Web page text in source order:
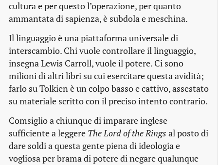
cultura e per questo l’operazione, per quanto
ammantata di sapienza, è subdola e meschina.
Il linguaggio è una piattaforma universale di
interscambio. Chi vuole controllare il linguaggio,
insegna Lewis Carroll, vuole il potere. Ci sono
milioni di altri libri su cui esercitare questa avidità;
farlo su Tolkien è un colpo basso e cattivo, assestato
su materiale scritto con il preciso intento contrario.
Comsiglio a chiunque di imparare inglese
sufficiente a leggere The Lord of the Rings al posto di
dare soldi a questa gente piena di ideologia e
vogliosa per brama di potere di negare qualunque